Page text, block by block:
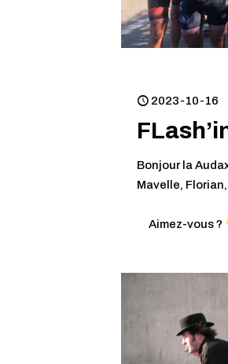
2023-10-16
Bonjour la
Mavelle,
Aimez-vous ?